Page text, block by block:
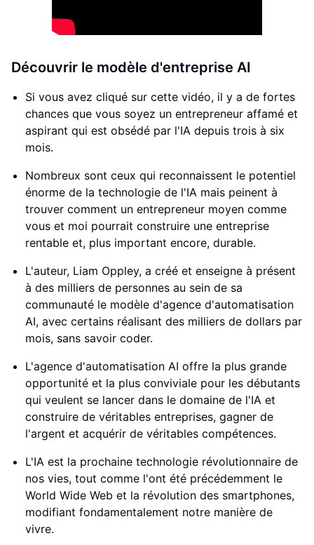
Découvrir le modèle d'entreprise AI
Si vous avez cliqué sur cette vidéo, il y a de fortes
chances que vous soyez un entrepreneur affamé et
aspirant qui est obsédé par l'IA depuis trois à six
mois.
Nombreux sont ceux qui reconnaissent le potentiel
énorme de la technologie de l'IA mais peinent à
trouver comment un entrepreneur moyen comme
vous et moi pourrait construire une entreprise
rentable et, plus important encore, durable.
L'auteur, Liam Oppley, a créé et enseigne à présent
à des milliers de personnes au sein de sa
communauté le modèle d'agence d'automatisation
AI, avec certains réalisant des milliers de dollars par
mois, sans savoir coder.
L'agence d'automatisation AI offre la plus grande
opportunité et la plus conviviale pour les débutants
qui veulent se lancer dans le domaine de l'IA et
construire de véritables entreprises, gagner de
l'argent et acquérir de véritables compétences.
L'IA est la prochaine technologie révolutionnaire de
nos vies, tout comme l'ont été précédemment le
World Wide Web et la révolution des smartphones,
modifiant fondamentalement notre manière de
vivre.